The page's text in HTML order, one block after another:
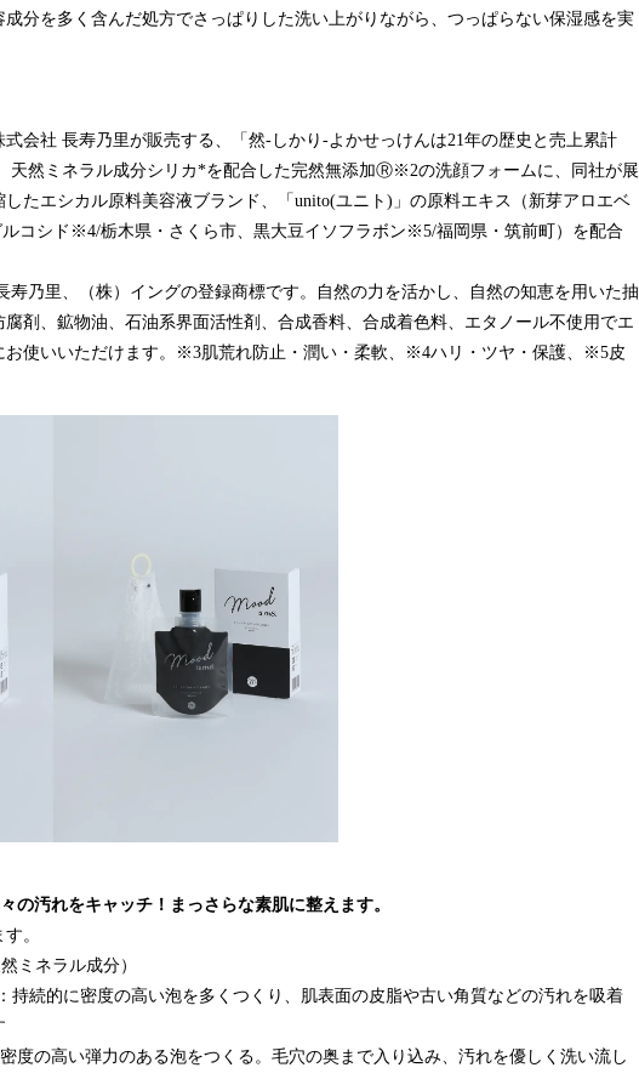
成分を多く含んだ処方でさっぱりした洗い上がりながら、つっぱらない保湿感を実
会社 長寿乃里が販売する、「然-しかり-よかせっけんは21年の歴史と売上累計
天然ミネラル成分シリカ*を配合した完然無添加Ⓡ※2の洗顔フォームに、同社が展
たエシカル原料美容液ブランド、「unito(ユニト)」の原料エキス（新芽アロエベ
コシド※4/栃木県・さくら市、黒大豆イソフラボン※5/福岡県・筑前町）を配合
乃里、（株）イングの登録商標です。自然の力を活かし、自然の知恵を用いた抽
剤、鉱物油、石油系界面活性剤、合成香料、合成着色料、エタノール不使用でエ
お使いいただけます。※3肌荒れ防止・潤い・柔軟、※4ハリ・ツヤ・保護、※5皮
の汚れをキャッチ！まっさらな素肌に整えます。
。
ミネラル成分）
続的に密度の高い泡を多くつくり、肌表面の皮脂や古い角質などの汚れを吸着
の高い弾力のある泡をつくる。毛穴の奥まで入り込み、汚れを優しく洗い流し